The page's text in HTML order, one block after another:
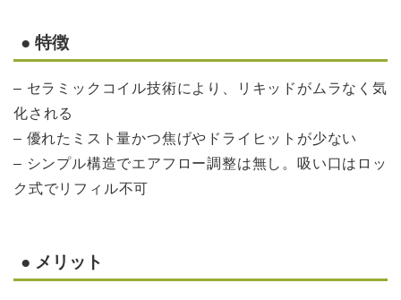
● 特徴
– セラミックコイル技術により、リキッドがムラなく気
化される
– 優れたミスト量かつ焦げやドライヒットが少ない
– シンプル構造でエアフロー調整は無し。吸い口はロッ
ク式でリフィル不可
● メリット